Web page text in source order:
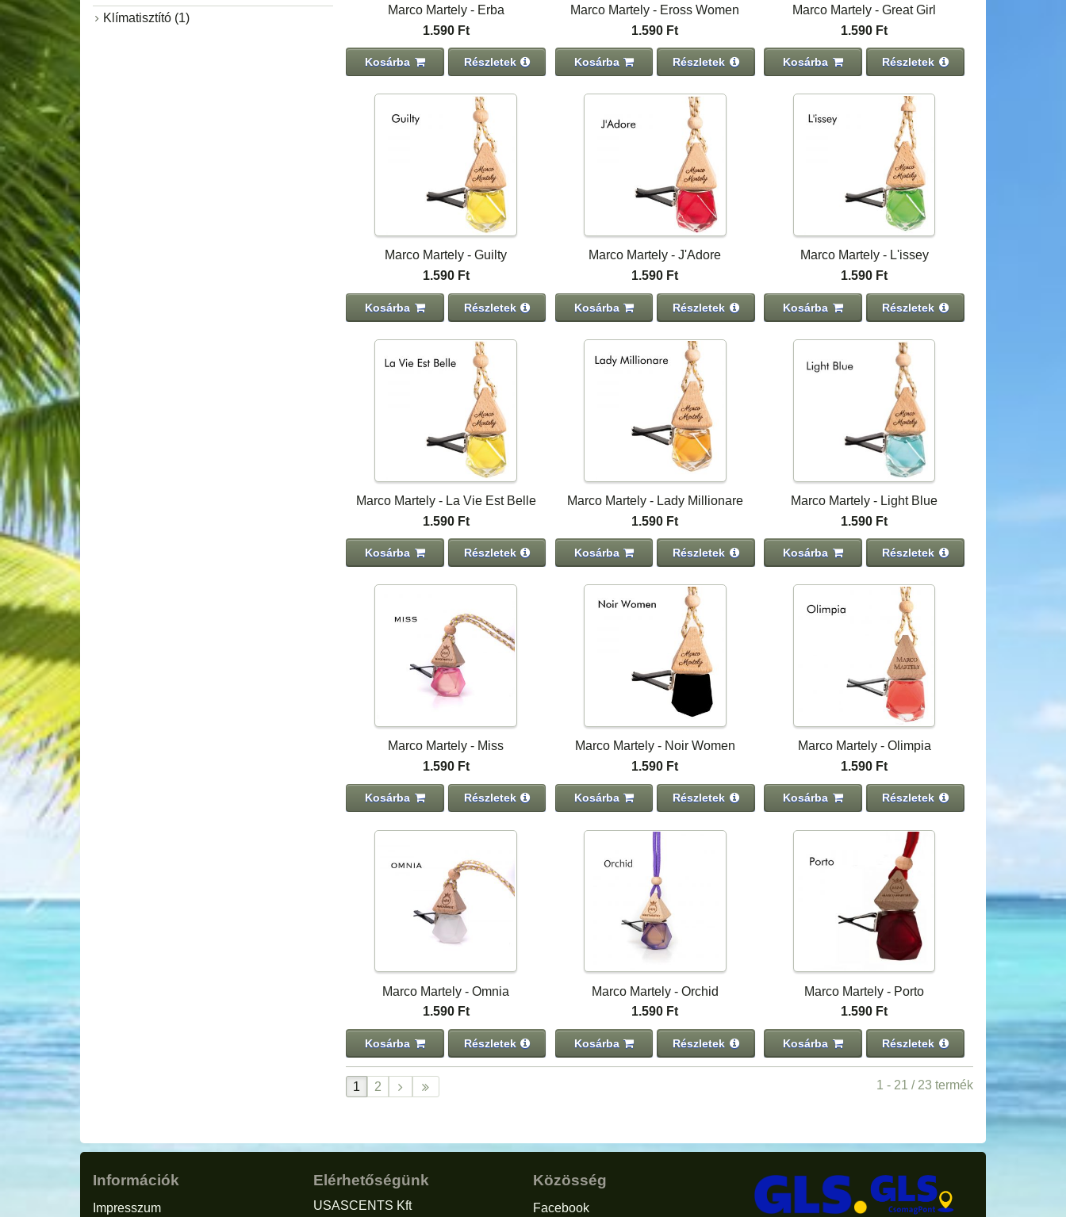
Marco Martely - Erba
1.590 Ft
Kosárba Részletek
Marco Martely - Eross Women
1.590 Ft
Kosárba Részletek
Marco Martely - Great Girl
1.590 Ft
Kosárba Részletek
Marco Martely - Guilty
1.590 Ft
Kosárba Részletek
Marco Martely - J'Adore
1.590 Ft
Kosárba Részletek
Marco Martely - L'issey
1.590 Ft
Kosárba Részletek
Marco Martely - La Vie Est Belle
1.590 Ft
Kosárba Részletek
Marco Martely - Lady Millionare
1.590 Ft
Kosárba Részletek
Marco Martely - Light Blue
1.590 Ft
Kosárba Részletek
Marco Martely - Miss
1.590 Ft
Kosárba Részletek
Marco Martely - Noir Women
1.590 Ft
Kosárba Részletek
Marco Martely - Olimpia
1.590 Ft
Kosárba Részletek
Marco Martely - Omnia
1.590 Ft
Kosárba Részletek
Marco Martely - Orchid
1.590 Ft
Kosárba Részletek
Marco Martely - Porto
1.590 Ft
Kosárba Részletek
1 2 1 - 21 / 23 termék
Klímatisztító (1)
Információk
Impresszum
Elérhetőségünk
USASCENTS Kft
Közösség
Facebook